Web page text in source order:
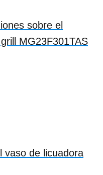
sobre el
MG23F301TAS
vaso de licuadora